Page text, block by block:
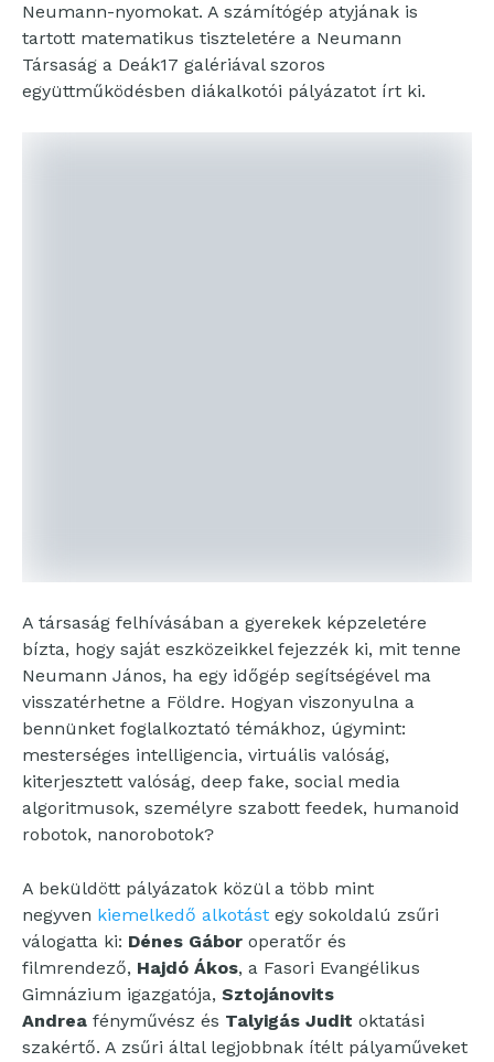
Neumann-nyomokat. A számítógép atyjának is
tartott matematikus tiszteletére a Neumann
Társaság a Deák17 galériával szoros
együttműködésben diákalkotói pályázatot írt ki.
A társaság felhívásában a gyerekek képzeletére
bízta, hogy saját eszközeikkel fejezzék ki, mit tenne
Neumann János, ha egy időgép segítségével ma
visszatérhetne a Földre. Hogyan viszonyulna a
bennünket foglalkoztató témákhoz, úgymint:
mesterséges intelligencia, virtuális valóság,
kiterjesztett valóság, deep fake, social media
algoritmusok, személyre szabott feedek, humanoid
robotok, nanorobotok?
A beküldött pályázatok közül a több mint
negyven kiemelkedő alkotást egy sokoldalú zsűri
válogatta ki: Dénes Gábor operatőr és
filmrendező, Hajdó Ákos, a Fasori Evangélikus
Gimnázium igazgatója, Sztojánovits
Andrea fényművész és Talyigás Judit oktatási
szakértő. A zsűri által legjobbnak ítélt pályaműveket